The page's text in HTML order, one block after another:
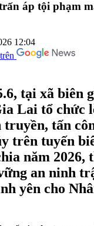
áp tội phạm
12:04
tại xã biên
Lai tổ chức
truyền, tấn
trên tuyến
năm 2026,
an ninh
yên cho